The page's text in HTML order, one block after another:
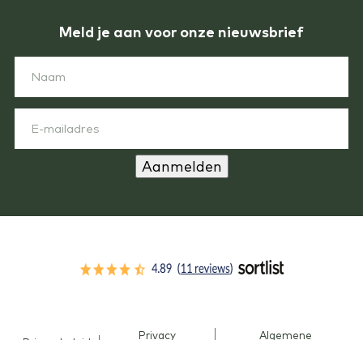
Meld je aan voor onze nieuwsbrief
Aanmelden
Privacy Algemene